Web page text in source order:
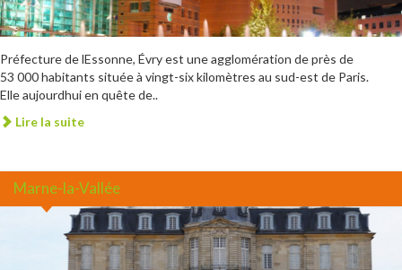
Préfecture de lEssonne, Évry est une agglomération de près de
53 000 habitants située à vingt-six kilomètres au sud-est de Paris.
Elle aujourdhui en quête de..
Lire la suite
Marne-la-Vallée